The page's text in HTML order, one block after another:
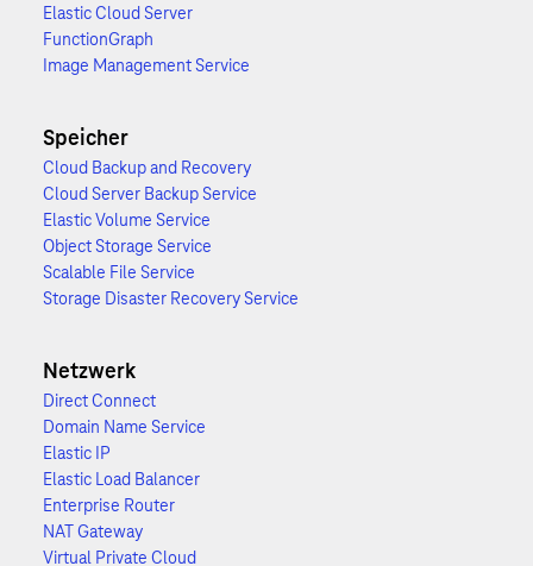
Elastic Cloud Server
FunctionGraph
Image Management Service
Speicher
Cloud Backup and Recovery
Cloud Server Backup Service
Elastic Volume Service
Object Storage Service
Scalable File Service
Storage Disaster Recovery Service
Netzwerk
Direct Connect
Domain Name Service
Elastic IP
Elastic Load Balancer
Enterprise Router
NAT Gateway
Virtual Private Cloud